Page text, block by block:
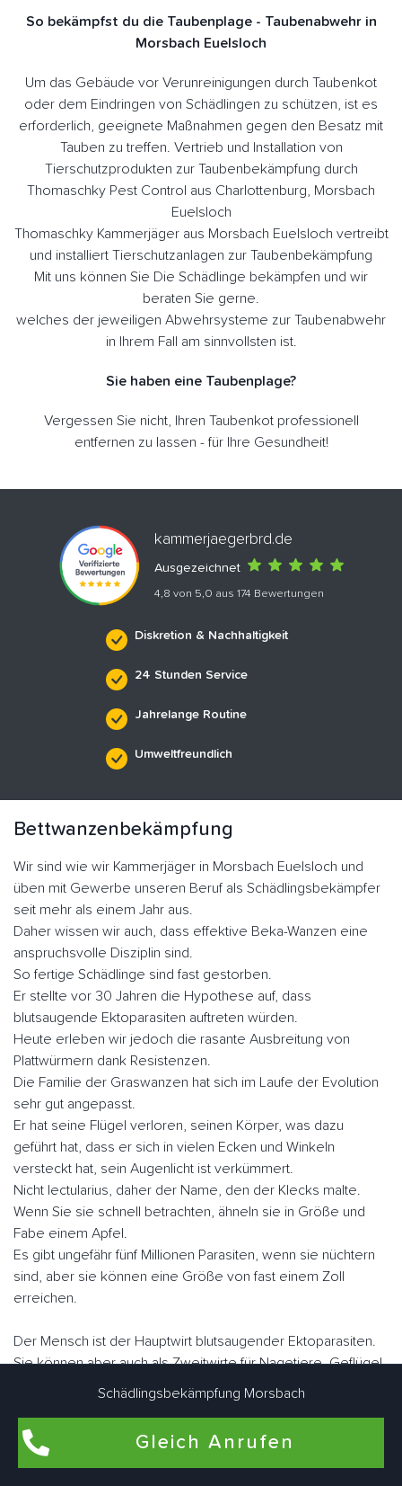
So bekämpfst du die Taubenplage - Taubenabwehr in
Morsbach Euelsloch
Um das Gebäude vor Verunreinigungen durch Taubenkot
oder dem Eindringen von Schädlingen zu schützen, ist es
erforderlich, geeignete Maßnahmen gegen den Besatz mit
Tauben zu treffen. Vertrieb und Installation von
Tierschutzprodukten zur Taubenbekämpfung durch
Thomaschky Pest Control aus Charlottenburg, Morsbach
Euelsloch
Thomaschky Kammerjäger aus Morsbach Euelsloch vertreibt
und installiert Tierschutzanlagen zur Taubenbekämpfung
Mit uns können Sie Die Schädlinge bekämpfen und wir
beraten Sie gerne.
welches der jeweiligen Abwehrsysteme zur Taubenabwehr
in Ihrem Fall am sinnvollsten ist.
Sie haben eine Taubenplage?
Vergessen Sie nicht, Ihren Taubenkot professionell
entfernen zu lassen - für Ihre Gesundheit!
kammerjaegerbrd.de
Ausgezeichnet
4,8 von 5,0 aus 174 Bewertungen
Diskretion & Nachhaltigkeit
24 Stunden Service
Jahrelange Routine
Umweltfreundlich
Bettwanzenbekämpfung
Wir sind wie wir Kammerjäger in Morsbach Euelsloch und
üben mit Gewerbe unseren Beruf als Schädlingsbekämpfer
seit mehr als einem Jahr aus.
Daher wissen wir auch, dass effektive Beka-Wanzen eine
anspruchsvolle Disziplin sind.
So fertige Schädlinge sind fast gestorben.
Er stellte vor 30 Jahren die Hypothese auf, dass
blutsaugende Ektoparasiten auftreten würden.
Heute erleben wir jedoch die rasante Ausbreitung von
Plattwürmern dank Resistenzen.
Die Familie der Graswanzen hat sich im Laufe der Evolution
sehr gut angepasst.
Er hat seine Flügel verloren, seinen Körper, was dazu
geführt hat, dass er sich in vielen Ecken und Winkeln
versteckt hat, sein Augenlicht ist verkümmert.
Nicht lectularius, daher der Name, den der Klecks malte.
Wenn Sie sie schnell betrachten, ähneln sie in Größe und
Fabe einem Apfel.
Es gibt ungefähr fünf Millionen Parasiten, wenn sie nüchtern
sind, aber sie können eine Größe von fast einem Zoll
erreichen.
Der Mensch ist der Hauptwirt blutsaugender Ektoparasiten.
Sie können aber auch als Zweitwirte für Nagetiere, Geflügel
Im Gegensatz zu vielen anderen Schädlingen können sie
fliegen.
Sie "laufen" jedoch sehr schnell. Morsbach Euelslocher
Schädlingsbekämpfungsexperten arbeiten eng zusammen,
Schädlingsbekämpfung Morsbach
Gleich Anrufen